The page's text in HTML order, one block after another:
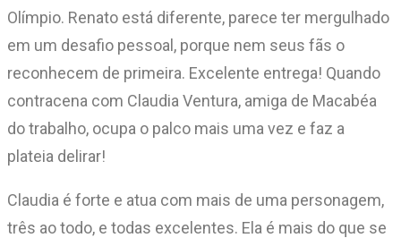
Olímpio. Renato está diferente, parece ter mergulhado
em um desafio pessoal, porque nem seus fãs o
reconhecem de primeira. Excelente entrega! Quando
contracena com Claudia Ventura, amiga de Macabéa
do trabalho, ocupa o palco mais uma vez e faz a
plateia delirar!
Claudia é forte e atua com mais de uma personagem,
três ao todo, e todas excelentes. Ela é mais do que se